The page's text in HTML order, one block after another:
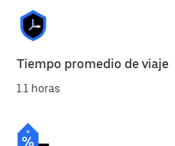
Tiempo promedio de viaje
1.1 horas